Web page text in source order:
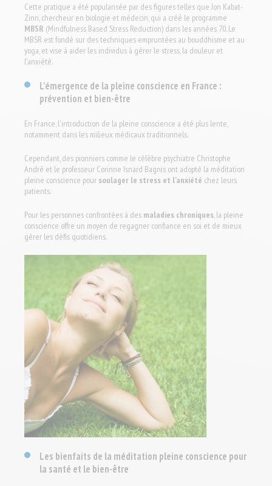
Cette pratique a été popularisée par des figures telles que Jon Kabat-
Zinn, chercheur en biologie et médecin, qui a créé le programme
MBSR (Mindfulness Based Stress Reduction) dans les années 70. Le
MBSR est fondé sur des techniques empruntées au bouddhisme et au
yoga, et vise à aider les individus à gérer le stress, la douleur et
l'anxiété.
L'émergence de la pleine conscience en France :
prévention et bien-être
En France, l'introduction de la pleine conscience a été plus lente,
notamment dans les milieux médicaux traditionnels.
Cependant, des pionniers comme le célèbre psychiatre Christophe
André et le professeur Corinne Isnard Bagnis ont adopté la méditation
pleine conscience pour soulager le stress et l'anxiété chez leurs
patients.
Pour les personnes confrontées à des maladies chroniques, la pleine
conscience offre un moyen de regagner confiance en soi et de mieux
gérer les défis quotidiens.
Les bienfaits de la méditation pleine conscience pour
la santé et le bien-être